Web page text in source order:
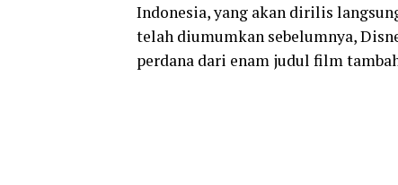
Indonesia, yang akan dirilis
telah diumumkan sebelumnya,
perdana dari enam judul film